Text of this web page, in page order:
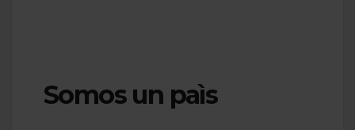
Somos un paìs